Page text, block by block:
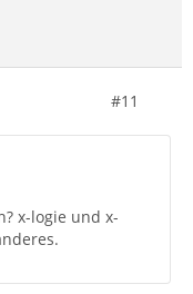
#11
x-logie und x-